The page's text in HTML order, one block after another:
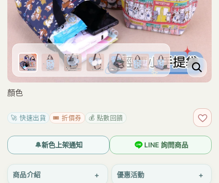
顏色
🚀 快速出貨 🎟️ 折價券 💰 點數回饋 加
LINE 詢問商品
🔔新色上架通知
商品介紹 + 優惠活動 +